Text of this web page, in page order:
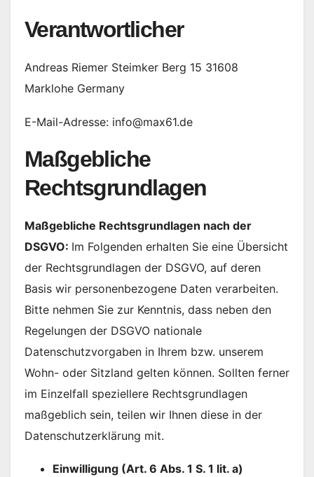
Verantwortlicher
Andreas Riemer Steimker Berg 15 31608
Marklohe Germany
E-Mail-Adresse: info@max61.de
Maßgebliche
Rechtsgrundlagen
Maßgebliche Rechtsgrundlagen nach der
DSGVO: Im Folgenden erhalten Sie eine Übersicht
der Rechtsgrundlagen der DSGVO, auf deren
Basis wir personenbezogene Daten verarbeiten.
Bitte nehmen Sie zur Kenntnis, dass neben den
Regelungen der DSGVO nationale
Datenschutzvorgaben in Ihrem bzw. unserem
Wohn- oder Sitzland gelten können. Sollten ferner
im Einzelfall speziellere Rechtsgrundlagen
maßgeblich sein, teilen wir Ihnen diese in der
Datenschutzerklärung mit.
Einwilligung (Art. 6 Abs. 1 S. 1 lit. a)